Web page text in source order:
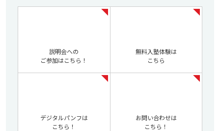
説明会への
ご参加はこちら！
無料入塾体験は
こちら
デジタルパンフは
こちら！
お問い合わせは
こちら！